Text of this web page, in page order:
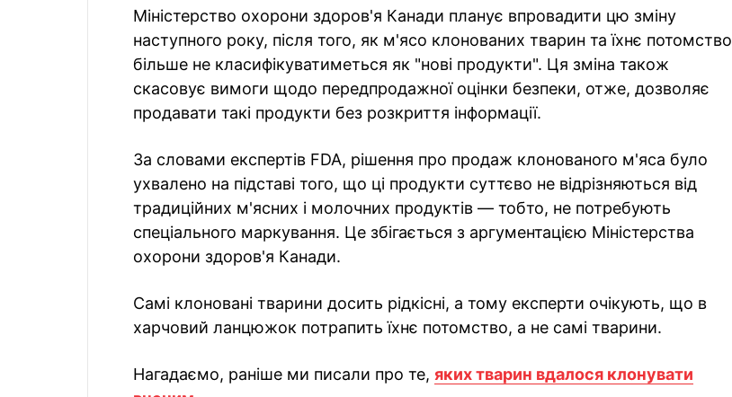
Міністерство охорони здоров'я Канади планує впровадити цю зміну
наступного року, після того, як м'ясо клонованих тварин та їхнє потомство
більше не класифікуватиметься як "нові продукти". Ця зміна також
скасовує вимоги щодо передпродажної оцінки безпеки, отже, дозволяє
продавати такі продукти без розкриття інформації.
За словами експертів FDA, рішення про продаж клонованого м'яса було
ухвалено на підставі того, що ці продукти суттєво не відрізняються від
традиційних м'ясних і молочних продуктів — тобто, не потребують
спеціального маркування. Це збігається з аргументацією Міністерства
охорони здоров'я Канади.
Самі клоновані тварини досить рідкісні, а тому експерти очікують, що в
харчовий ланцюжок потрапить їхнє потомство, а не самі тварини.
Нагадаємо, раніше ми писали про те, яких тварин вдалося клонувати